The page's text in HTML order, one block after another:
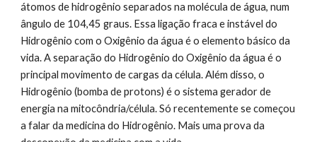
átomos de hidrogênio separados na molécula de água, num
ângulo de 104,45 graus. Essa ligação fraca e instável do
Hidrogênio com o Oxigênio da água é o elemento básico da
vida. A separação do Hidrogênio do Oxigênio da água é o
principal movimento de cargas da célula. Além disso, o
Hidrogênio (bomba de protons) é o sistema gerador de
energia na mitocôndria/célula. Só recentemente se começou
a falar da medicina do Hidrogênio. Mais uma prova da